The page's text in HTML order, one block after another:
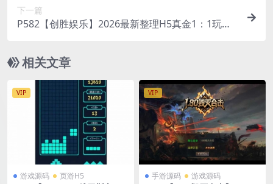
下一篇
P582【创胜娱乐】2026最新整理H5真金1：1玩法
相关文章
VIP
游戏源码 页游H5
VIP
手游源码 游戏源码